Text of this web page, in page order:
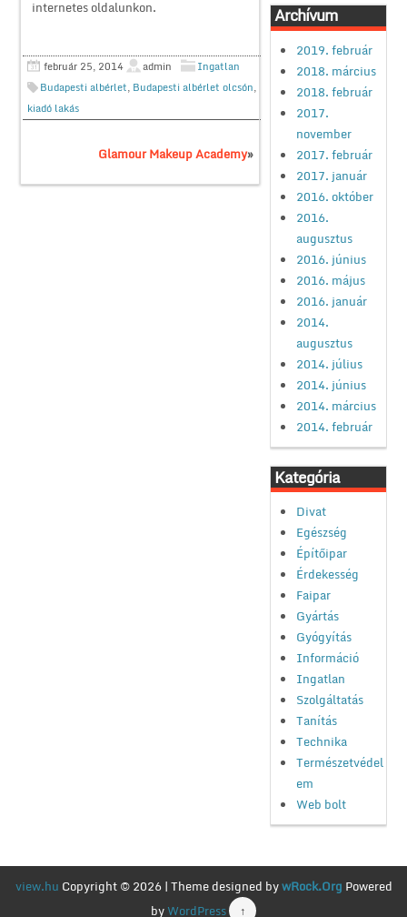
internetes oldalunkon.
február 25, 2014 admin
Ingatlan
Budapesti albérlet, Budapesti albérlet olcsón,
kiadó lakás
Glamour Makeup Academy»
Archívum
2019. február
2018. március
2018. február
2017.
november
2017. február
2017. január
2016. október
2016.
augusztus
2016. június
2016. május
2016. január
2014.
augusztus
2014. július
2014. június
2014. március
2014. február
Kategória
Divat
Egészség
Építőipar
Érdekesség
Faipar
Gyártás
Gyógyítás
Információ
Ingatlan
Szolgáltatás
Tanítás
Technika
Természetvédel
em
Web bolt
view.hu Copyright © 2026 | Theme designed bywRock.Org Powered
byWordPress ↑